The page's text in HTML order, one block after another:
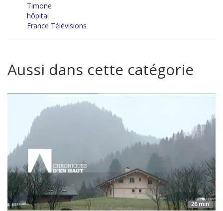
Timone
hôpital
France Télévisions
Aussi dans cette catégorie
26 min'